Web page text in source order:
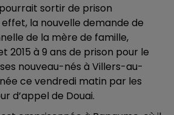
sortir de prison
la nouvelle demande de
de la mère de famille,
2015 à 9 ans de prison pour le
nouveau-nés à Villers-au-
ce vendredi matin par les
d’appel de Douai.